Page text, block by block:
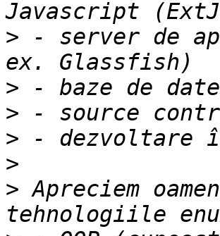
> - server de
>
>
>
>
> Apreciem